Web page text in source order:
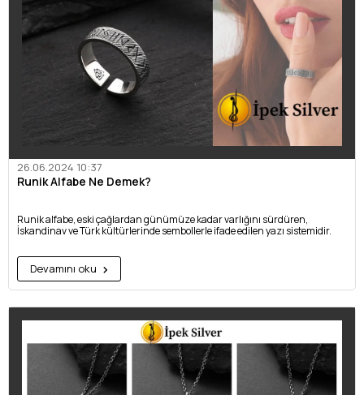
26.06.2024 10:37
Runik Alfabe Ne Demek?
Runik alfabe, eski çağlardan günümüze kadar varlığını sürdüren,
İskandinav ve Türk kültürlerinde sembollerle ifade edilen yazı sistemidir.
Devamını oku